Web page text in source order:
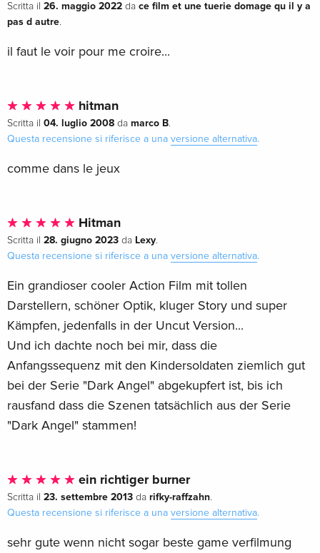
Scritta il 26. maggio 2022 da ce film et une tuerie domage qu il y a
pas d autre.
il faut le voir pour me croire...
hitman
Scritta il 04. luglio 2008 da marco B.
Questa recensione si riferisce a una versione alternativa.
comme dans le jeux
Hitman
Scritta il 28. giugno 2023 da Lexy.
Questa recensione si riferisce a una versione alternativa.
Ein grandioser cooler Action Film mit tollen
Darstellern, schöner Optik, kluger Story und super
Kämpfen, jedenfalls in der Uncut Version...
Und ich dachte noch bei mir, dass die
Anfangssequenz mit den Kindersoldaten ziemlich gut
bei der Serie "Dark Angel" abgekupfert ist, bis ich
rausfand dass die Szenen tatsächlich aus der Serie
"Dark Angel" stammen!
ein richtiger burner
Scritta il 23. settembre 2013 da rifky-raffzahn.
Questa recensione si riferisce a una versione alternativa.
sehr gute wenn nicht sogar beste game verfilmung